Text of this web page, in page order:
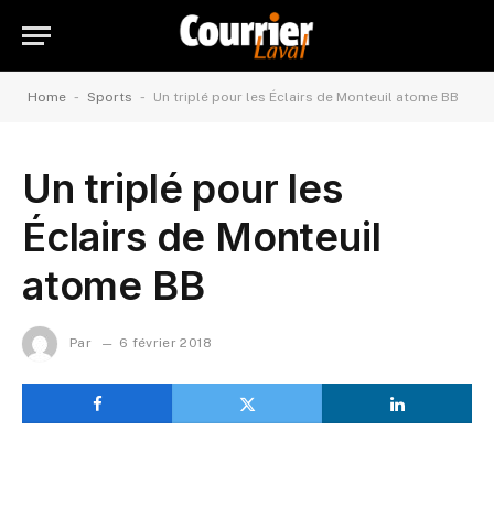
Home - Sports - Un triplé pour les Éclairs de Monteuil atome BB
Un triplé pour les
Éclairs de Monteuil
atome BB
Par 6 février 2018